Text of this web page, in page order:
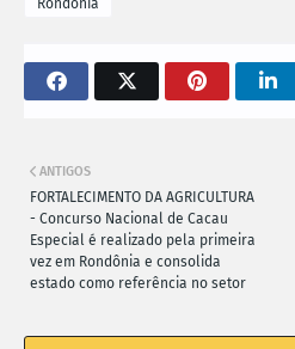
Rondônia
ANTIGOS
FORTALECIMENTO DA AGRICULTURA
- Concurso Nacional de Cacau
Especial é realizado pela primeira
vez em Rondônia e consolida
estado como referência no setor